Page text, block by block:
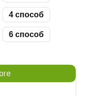
4 способ
6 способ